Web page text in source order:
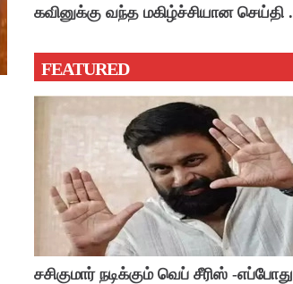
கவினுக்கு வந்த மகிழ்ச்சியான செய்தி .
FEATURED
சசிகுமார் நடிக்கும் வெப் சீரிஸ் -எப்போது